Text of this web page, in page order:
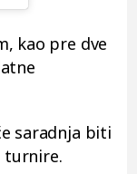
kao pre dve
saradnja biti
turnire.